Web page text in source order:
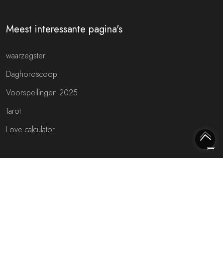
Meest interessante pagina's
waarzegster
Daghoroscoop
Voorspellingen 2025
Tarot
Love calculator